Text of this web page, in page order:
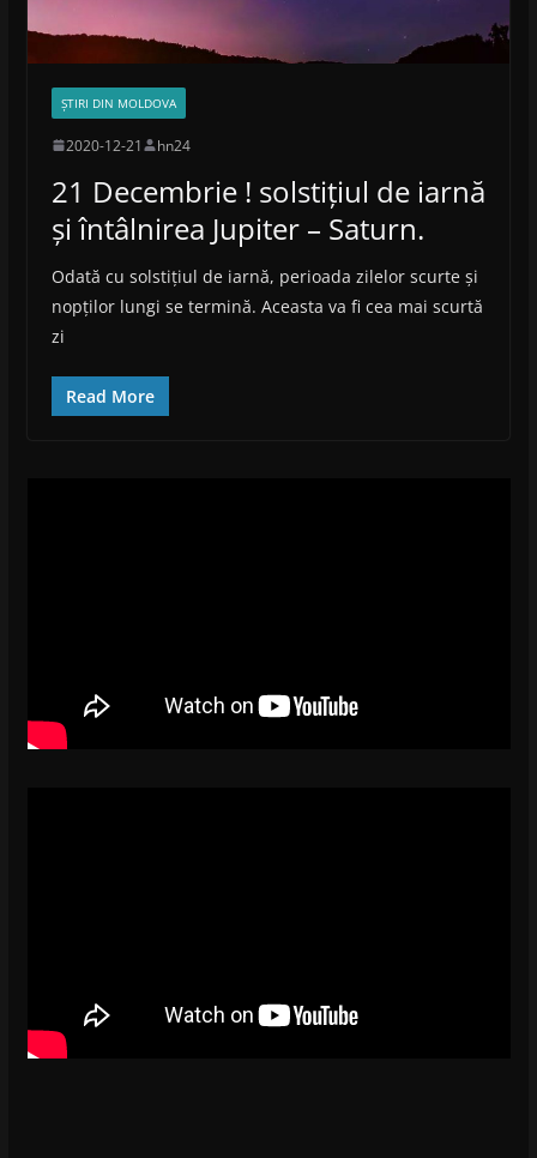
ȘTIRI DIN MOLDOVA
2020-12-21 hn24
21 Decembrie ! solstițiul de iarnă
și întâlnirea Jupiter – Saturn.
Odată cu solstițiul de iarnă, perioada zilelor scurte și
nopților lungi se termină. Aceasta va fi cea mai scurtă
zi
Read More